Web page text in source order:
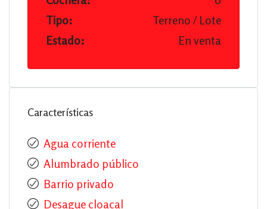
Tipo:
Terreno / Lote
Estado:
En venta
Características
Agua corriente
Alumbrado público
Barrio privado
Desague cloacal